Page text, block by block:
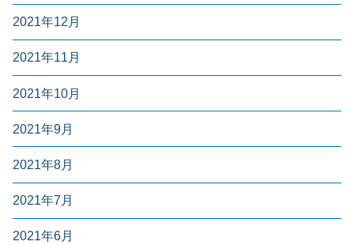
2021年12月
2021年11月
2021年10月
2021年9月
2021年8月
2021年7月
2021年6月